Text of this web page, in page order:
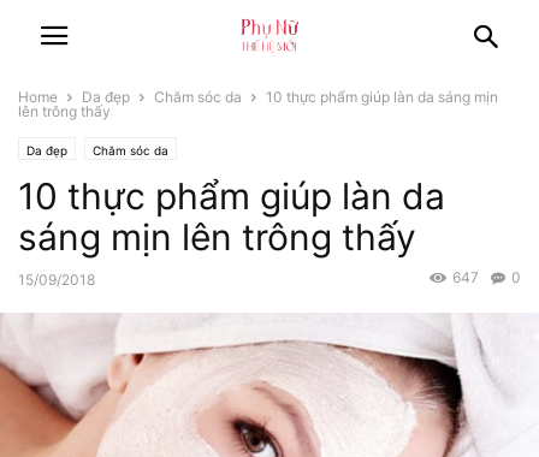
Home Da đẹp Chăm sóc da
10 thực phẩm giúp làn da sáng mịn
lên trông thấy
Da đẹp Chăm sóc da
10 thực phẩm giúp làn da
sáng mịn lên trông thấy
15/09/2018 0
647